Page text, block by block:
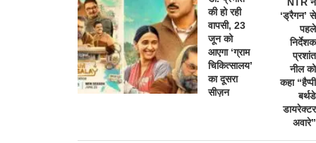
की हो रही
वापसी, 23
जून को
आएगा ‘ग्राम
चिकित्सालय’
का दूसरा
सीज़न
‘ड्रैगन’ से
पहले
निर्देशक
प्रशांत
नील को
कहा “हैप्पी
बर्थडे
डायरेक्टर
अवारे”